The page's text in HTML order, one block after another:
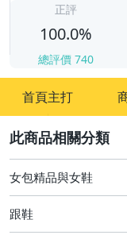
正評
100.0%
總評價 740
首頁主打
女包精品與女鞋
跟鞋